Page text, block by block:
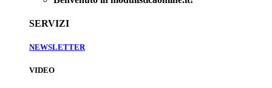
SERVIZI
NEWSLETTER
VIDEO